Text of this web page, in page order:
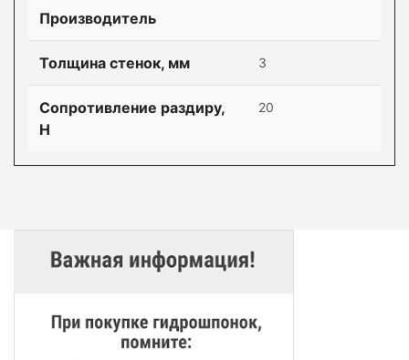
Производитель
Толщина стенок, мм 3
Сопротивление раздиру,
Н
20